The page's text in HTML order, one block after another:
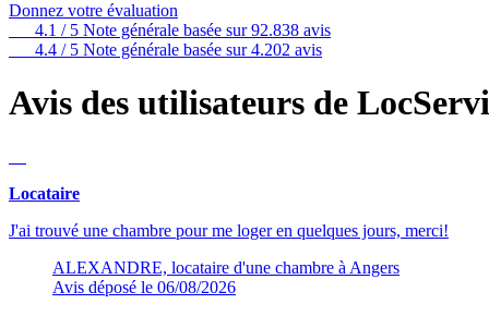
Donnez votre évaluation
4.1 / 5 Note générale basée sur92.838 avis
4.4 / 5 Note générale basée sur4.202 avis
Avis des utilisateurs de
Locataire
J'ai trouvé une chambre pour me loger en quelques jours, merci!
ALEXANDRE, locataire d'une chambre à Angers
Avis déposé le 06/08/2026